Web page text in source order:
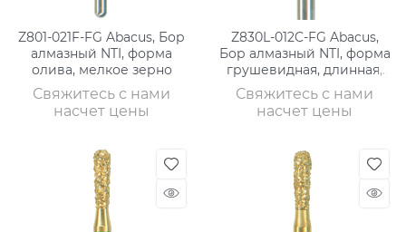
Z801-021F-FG Abacus, Бор
алмазный NTI, форма
олива, мелкое зерно
Свяжитесь с нами
насчет цены
Z830L-012C-FG Abacus,
Бор алмазный NTI, форма
грушевидная, длинная,
Свяжитесь с нами
насчет цены